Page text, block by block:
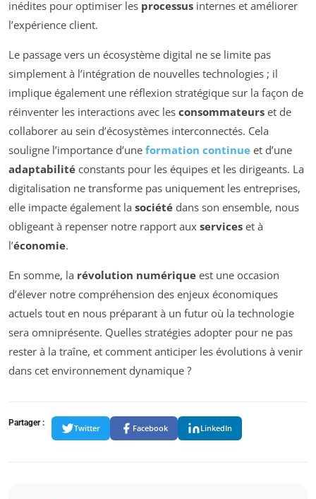
inédites pour optimiser les processus internes et améliorer
l’expérience client.
Le passage vers un écosystème digital ne se limite pas
simplement à l’intégration de nouvelles technologies ; il
implique également une réflexion stratégique sur la façon de
réinventer les interactions avec les consommateurs et de
collaborer au sein d’écosystèmes interconnectés. Cela
souligne l’importance d’une formation continue et d’une
adaptabilité constants pour les équipes et les dirigeants. La
digitalisation ne transforme pas uniquement les entreprises,
elle impacte également la société dans son ensemble, nous
obligeant à repenser notre rapport aux services et à
l’économie.
En somme, la révolution numérique est une occasion
d’élever notre compréhension des enjeux économiques
actuels tout en nous préparant à un futur où la technologie
sera omniprésente. Quelles stratégies adopter pour ne pas
rester à la traîne, et comment anticiper les évolutions à venir
dans cet environnement dynamique ?
Partager :
Twitter Facebook LinkedIn